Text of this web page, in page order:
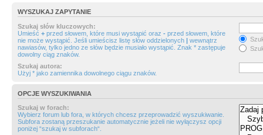
WYSZUKAJ ZAPYTANIE
Szukaj słów kluczowych:
Umieść + przed słowem, które musi wystąpić oraz - przed słowem, które
nie może wystąpić. Jeśli umieścisz listę słów oddzielonych | wewnątrz
nawiasów, tylko jedno ze słów będzie musiało wystąpić. Znak * zastępuje
dowolny ciąg znaków.
Szukaj autora:
Użyj * jako zamiennika dowolnego ciągu znaków.
OPCJE WYSZUKIWANIA
Szukaj w forach:
Wybierz forum lub fora, w których chcesz przeprowadzić wyszukiwanie.
Subfora zostaną przeszukanie automatycznie jeżeli nie wyłączysz opcji
poniżej “szukaj w subforach“.